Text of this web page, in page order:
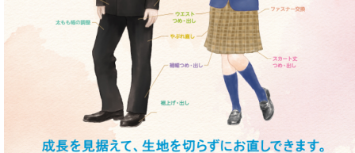
パンツ・デニム
スカート・ワンピース
ジャケット・コート
シャツ・Tシャツ
マジックミシンについて
お直し事例一覧
マジックミシンが選ばれる理由